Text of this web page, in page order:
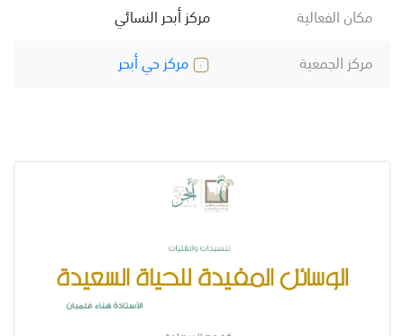
مكان الفعالية
مركز أبحر النسائي
مركز الجمعية
مركز حي أبحر